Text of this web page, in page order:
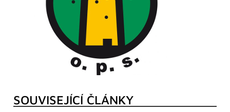
SOUVISEJÍCÍ ČLÁNKY